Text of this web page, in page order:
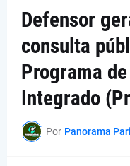
Defensor
consulta
Programa
Integrado
Por Panorama